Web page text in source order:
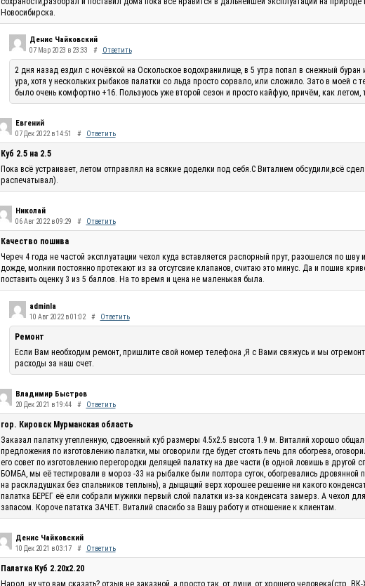
Новосибирска.
Денис Чайковский
07 Мар 2023 в 23:33 # Ответить
2 дня назад ездил с ночёвкой на Оскольское водохранилище, в 5 утра попал в снежный
ура, хотя у нескольких рыбаков палатки со льда просто сорвало, или сложило. Зато в моей с
было очень комфортно +16. Пользуюсь уже второй сезон и просто кайфую, причём, как
Евгений
07 Дек 2022 в 14:51 # Ответить
Куб 2.5 на 2.5
Пока всё устраивает, летом отправлял на всякие доделки под себя.С Виталием обсудили,всё
распечатывал).
Николай
06 Авг 2022 в 09:29 # Ответить
Качество пошива
Череч 4 года не частой эксплуатации чехол куда вставляется распорный прут, разошелся по
дожде, молнии постоянно протекают из за отсутсвие клапанов, считаю это минус. Да и пошив
поставить оценку 3 из 5 баллов. На то время и цена не маленькая была.
adminla
10 Авг 2022 в 01:02 # Ответить
Ремонт
Если Вам необходим ремонт, пришлите свой номер телефона ,Я с Вами свяжусь и мы
расходы за наш счет.
Владимир Быстров
20 Дек 2021 в 19:44 # Ответить
гор. Кировск Мурманская область
Заказал палатку утепленную, сдвоенный куб размеры 4.5х2.5 высота 1.9 м. Виталий хорошо
предложения по изготовлению палатки, мы оговорили где будет стоять печь для обогрева,
его совет по изготовлению перегородки делящей палатку на две части (в одной ловишь в
БОМБА, мы её тестировали в мороз -33 на рыбалке были полтора суток, обогревались дровянной
на раскладушках без спальников теплынь), а дыщащий верх хорошее решение ни какого
палатка БЕРЕГ её ели собрали мужики первый слой палатки из-за конденсата замерз. А чехол
запасом. Короче пататка ЗАЧЕТ. Виталий спасибо за Вашу работу и отношение к клиентам.
Денис Чайковский
10 Дек 2021 в 03:17 # Ответить
Палатка Куб 2.20x2.20
Народ, ну что вам сказать? отзыв не заказной, а просто так, от души, от хрошего человека(стр.